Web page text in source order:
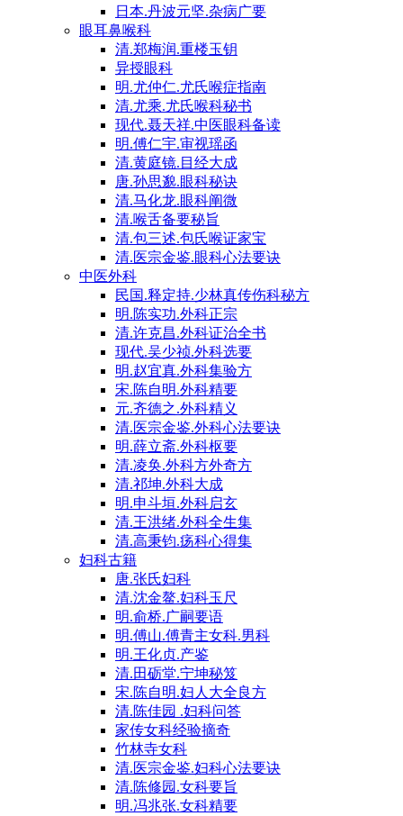
日本.丹波元坚.杂病广要
眼耳鼻喉科
清.郑梅润.重楼玉钥
异授眼科
明.尤仲仁.尤氏喉症指南
清.尤乘.尤氏喉科秘书
现代.聂天祥.中医眼科备读
明.傅仁宇.审视瑶函
清.黄庭镜.目经大成
唐.孙思邈.眼科秘诀
清.马化龙.眼科阐微
清.喉舌备要秘旨
清.包三述.包氏喉证家宝
清.医宗金鉴.眼科心法要诀
中医外科
民国.释定持.少林真传伤科秘方
明.陈实功.外科正宗
清.许克昌.外科证治全书
现代.吴少祯.外科选要
明.赵宜真.外科集验方
宋.陈自明.外科精要
元.齐德之.外科精义
清.医宗金鉴.外科心法要诀
明.薛立斋.外科枢要
清.凌奂.外科方外奇方
清.祁坤.外科大成
明.申斗垣.外科启玄
清.王洪绪.外科全生集
清.高秉钧.疡科心得集
妇科古籍
唐.张氏妇科
清.沈金鳌.妇科玉尺
明.俞桥.广嗣要语
明.傅山.傅青主女科.男科
明.王化贞.产鉴
清.田砺堂.宁坤秘笈
宋.陈自明.妇人大全良方
清.陈佳园 .妇科问答
家传女科经验摘奇
竹林寺女科
清.医宗金鉴.妇科心法要诀
清.陈修园.女科要旨
明.冯兆张.女科精要